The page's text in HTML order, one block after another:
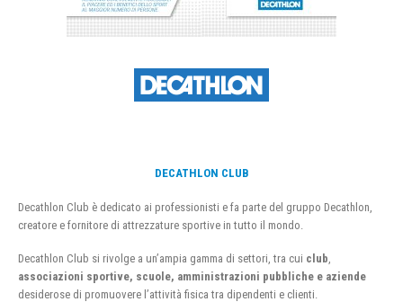
DECATHLON CLUB
Decathlon Club è dedicato ai professionisti e fa parte del gruppo Decathlon,
creatore e fornitore di attrezzature sportive in tutto il mondo.
Decathlon Club si rivolge a un’ampia gamma di settori, tra cui club
associazioni sportive, scuole, amministrazioni pubbliche e aziende
desiderose di promuovere l’attività fisica tra dipendenti e clienti.